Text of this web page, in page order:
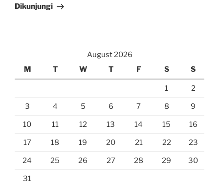
Dikunjungi
August 2026
M
T W T F S S
1 2
3 4 5 6 7 8 9
10 11 12 13 14 15 16
17 18 19 20 21 22 23
24 25 26 27 28 29 30
31